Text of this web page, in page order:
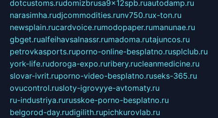
dotcustoms.rudomizbrusa9x12spb.ruautodamp.ru
narasimha.rudjcommodities.runv750.rux-ton.ru
newsplain.rucardvoice.rumodopaper.rumanunae.ru
gbget.rualfeihavsalnassr.rumadoma.rutajuncos.ru
petrovkasports.ruporno-online-besplatno.rusplclub.ru
york-life.rudoroga-expo.ruribery.rucleanmedicine.ru
slovar-ivrit.ruporno-video-besplatno.ruseks-365.ru
ovucontrol.rusloty-igrovyye-avtomaty.ru
ru-industriya.rurusskoe-porno-besplatno.ru
belgorod-day.rudigilith.rupichkurovlab.ru